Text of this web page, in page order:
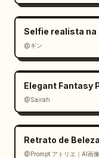
Selfie realista na
@ギン
Elegant Fantasy
@Sairah
Retrato de
@Prompt アトリエ｜AI画